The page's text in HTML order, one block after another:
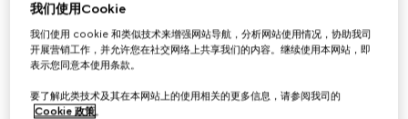
首字母个性化定制
€ 1.650
我们使用Cookie
我们使用 cookie 和类似技术来增强网站导航，分析网站使用情况，协助我司
开展营销工作，并允许您在社交网络上共享我们的内容。继续使用本网站，即
表示您同意本使用条款。
要了解此类技术及其在本网站上的使用相关的更多信息，请参阅我司的
Cookie 政策。